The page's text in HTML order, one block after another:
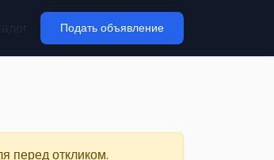
Подать объявление
перед откликом.